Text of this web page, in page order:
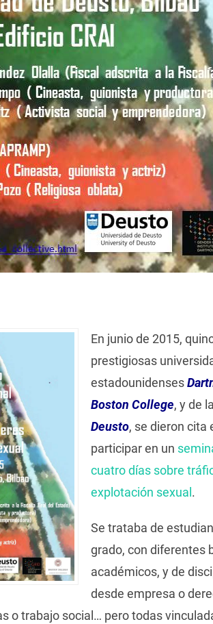
En junio de 2015,
prestigiosas
estadounidenses
Boston College, y de la
Deusto, se dieron cita
participar en un
cuatro días sobre
explotación sexual .
Se trataba de
grado, con diferentes
académicos, y de
desde empresa o
o trabajo social… pero todas